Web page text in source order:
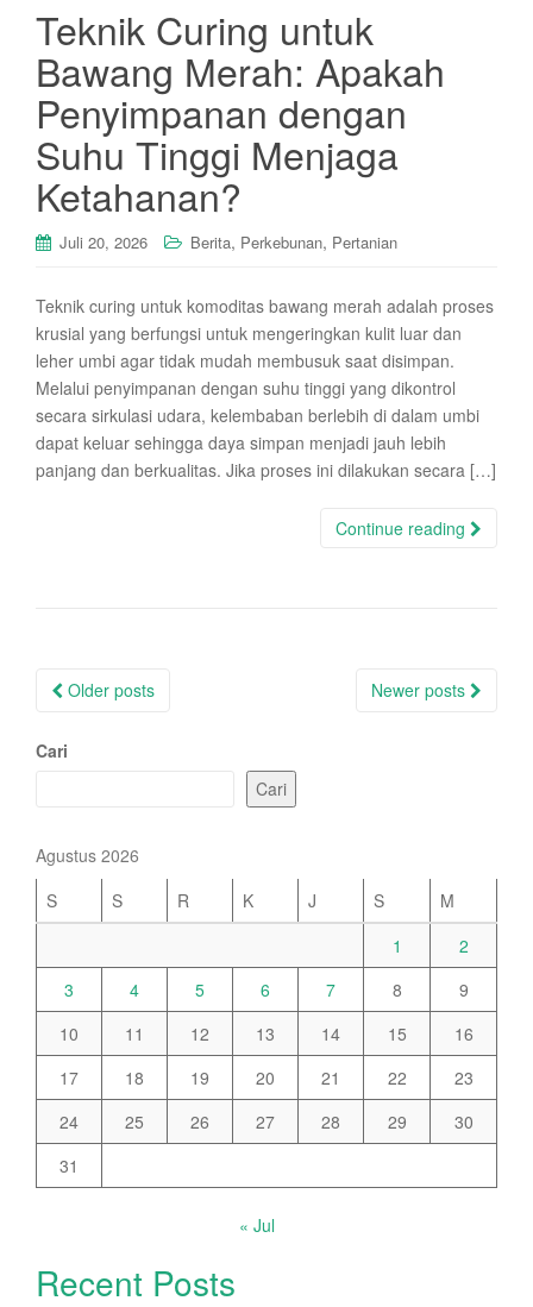
Teknik Curing untuk
Bawang Merah: Apakah
Penyimpanan dengan
Suhu Tinggi Menjaga
Ketahanan?
Juli 20, 2026 Berita, Perkebunan, Pertanian
Teknik curing untuk komoditas bawang merah adalah proses
krusial yang berfungsi untuk mengeringkan kulit luar dan
leher umbi agar tidak mudah membusuk saat disimpan.
Melalui penyimpanan dengan suhu tinggi yang dikontrol
secara sirkulasi udara, kelembaban berlebih di dalam umbi
dapat keluar sehingga daya simpan menjadi jauh lebih
panjang dan berkualitas. Jika proses ini dilakukan secara […]
Continue reading
Posts
Older posts Newer posts
Cari
Cari
Agustus 2026
S
S R K J S
M
1
2
3
4 5 6 7 8
9
10
11 12 13 14 15
16
17
18 19 20 21 22
23
24
25 26 27 28 29
30
31
« Jul
Recent Posts